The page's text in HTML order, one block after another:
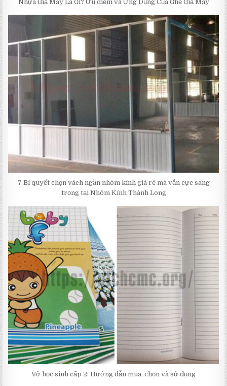
Nhựa Giả Mây Là Gì? Ưu điểm và Ứng Dụng Của Ghế Giả Mây
7 Bí quyết chọn vách ngăn nhôm kính giá rẻ mà vẫn cực sang
trọng tại Nhôm Kính Thành Long
Vở học sinh cấp 2: Hướng dẫn mua, chọn và sử dụng